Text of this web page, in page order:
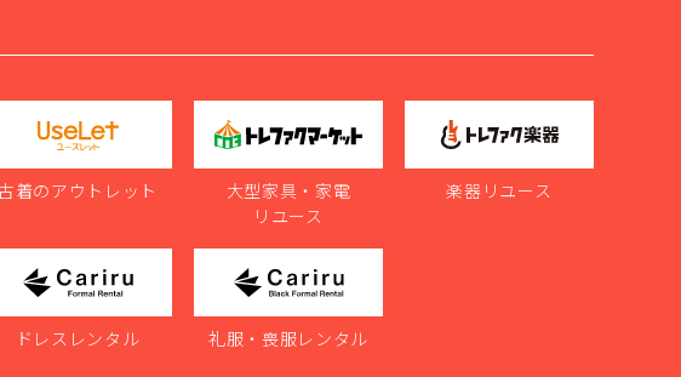
着のアウトレット
大型家具・家電
リユース
楽器リユース
ドレスレンタル 礼服・喪服レンタル